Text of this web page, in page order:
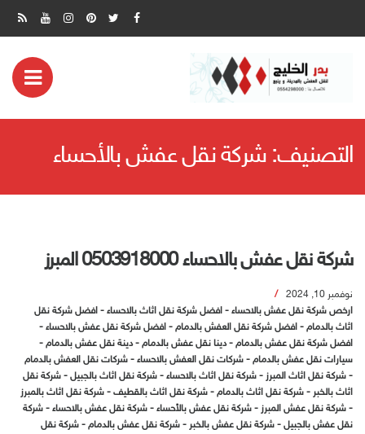
التصنيف:شركة نقل عفش بالأحساء
شركة نقل عفش بالاحساء 0503918000 المبرز
نوفمبر 10, 2024
ارخص شركة نقل عفش بالاحساء - افضل شركة نقل اثاث بالاحساء - افضل شركة نقل
اثاث بالدمام - افضل شركة نقل العفش بالدمام - افضل شركة نقل عفش بالاحساء -
افضل شركة نقل عفش بالدمام -دينا نقل عفش بالدمام -دينة نقل عفش بالدمام -
سيارات نقل عفش بالدمام - شركات نقل العفش بالاحساء - شركات نقل العفش بالدمام
- شركة نقل اثاث المبرز - شركة نقل اثاث بالاحساء - شركة نقل اثاث بالجبيل - شركة نقل
اثاث بالخبر - شركة نقل اثاث بالدمام - شركة نقل اثاث بالقطيف - شركة نقل اثاث بالمبرز
- شركة نقل عفش المبرز - شركة نقل عفش بالأحساء - شركة نقل عفش بالاحساء - شركة
نقل عفش بالجبيل - شركة نقل عفش بالخبر - شركة نقل عفش بالدمام - شركة نقل